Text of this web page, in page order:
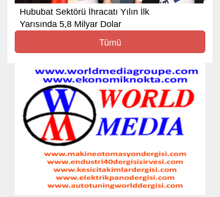
Hububat Sektörü İhracatı Yılın İlk
Yarısında 5,8 Milyar Dolar
Tümü